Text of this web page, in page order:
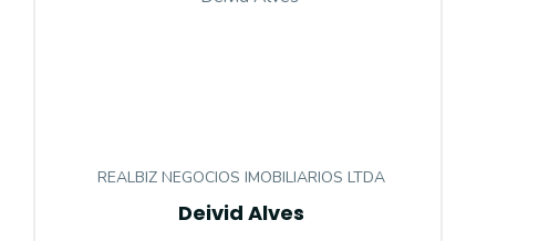
REALBIZ NEGOCIOS IMOBILIARIOS LTDA
Deivid Alves